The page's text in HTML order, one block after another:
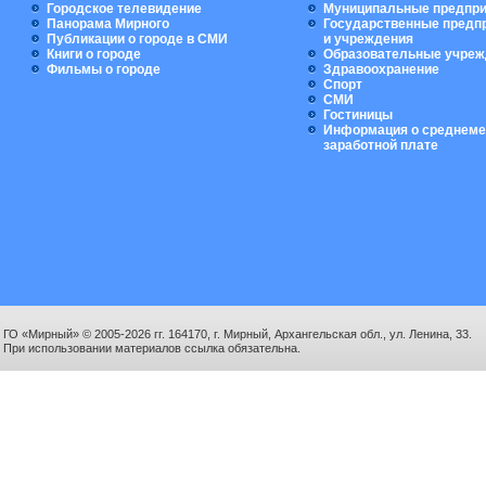
Городское телевидение
Панорама Мирного
Публикации о городе в СМИ
Книги о городе
Фильмы о городе
Муниципальные
Государственные
и учреждения
Образовательные
Здравоохранение
Спорт
СМИ
Гостиницы
Информация о
заработной плате
ГО «Мирный» © 2005-2026 гг. 164170, г. Мирный, Архангельская обл., ул. Ленина, 33.
При использовании материалов ссылка обязательна.